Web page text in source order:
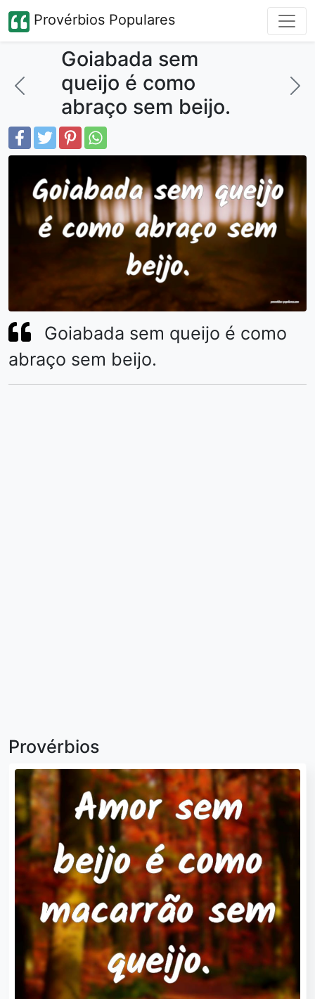
Provérbios Populares
Goiabada sem
queijo é como
abraço sem beijo.
Goiabada sem queijo é como
abraço sem beijo.
Provérbios